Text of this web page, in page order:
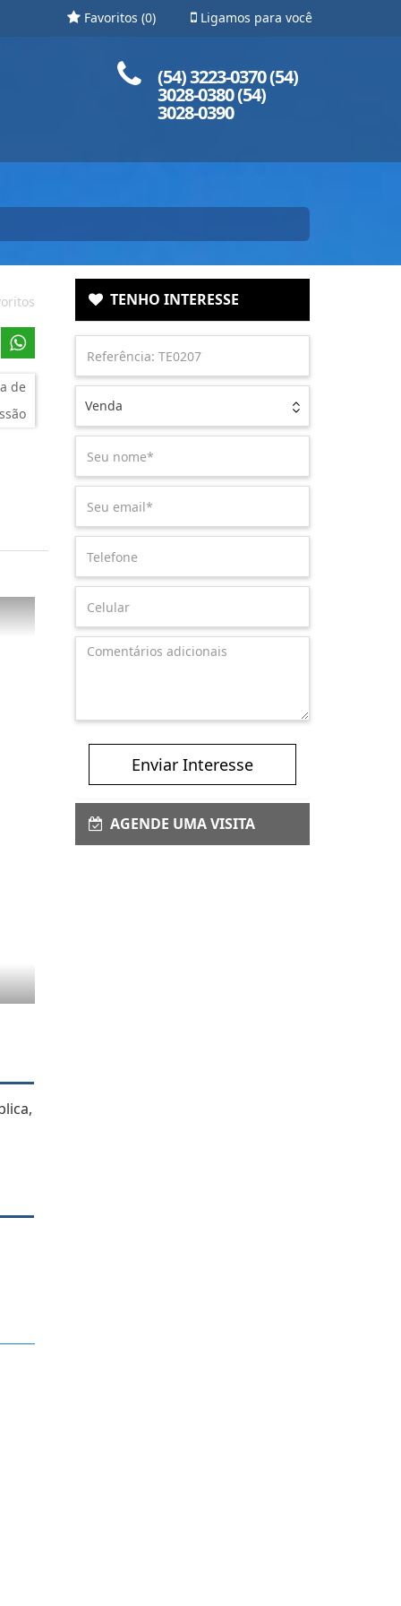
Ligamos para você
Favoritos (0)
(54) 3223-0370 (54)
3028-0380 (54)
3028-0390
de
TENHO INTERESSE
Venda
Enviar Interesse
AGENDE UMA VISITA